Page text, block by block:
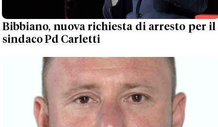
Bibbiano, nuova richiesta di arresto per il
sindaco Pd Carletti